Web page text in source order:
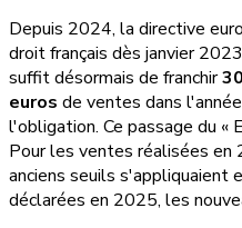
Depuis 2024, la directive
droit français dès janvier
suffit désormais de franchir
euros de ventes dans
l'obligation. Ce passage du «
Pour les ventes réalisées
anciens seuils s'appliquaient
déclarées en 2025, les